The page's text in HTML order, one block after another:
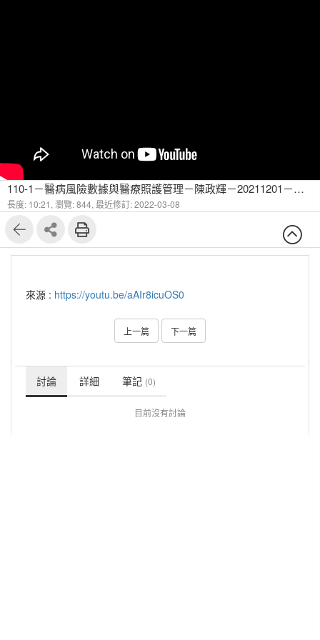
110-1－醫病風險數據與醫療照護管理－陳政輝－20211201－模型參數評估的數學方法-3
長度: 10:21, 瀏覽: 844, 最近修訂: 2022-03-08
來源 : https://youtu.be/aAIr8icuOS0
上一篇 下一篇
討論 詳細 筆記 (0)
目前沒有討論